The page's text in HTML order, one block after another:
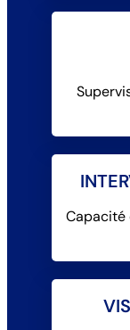
Capacité